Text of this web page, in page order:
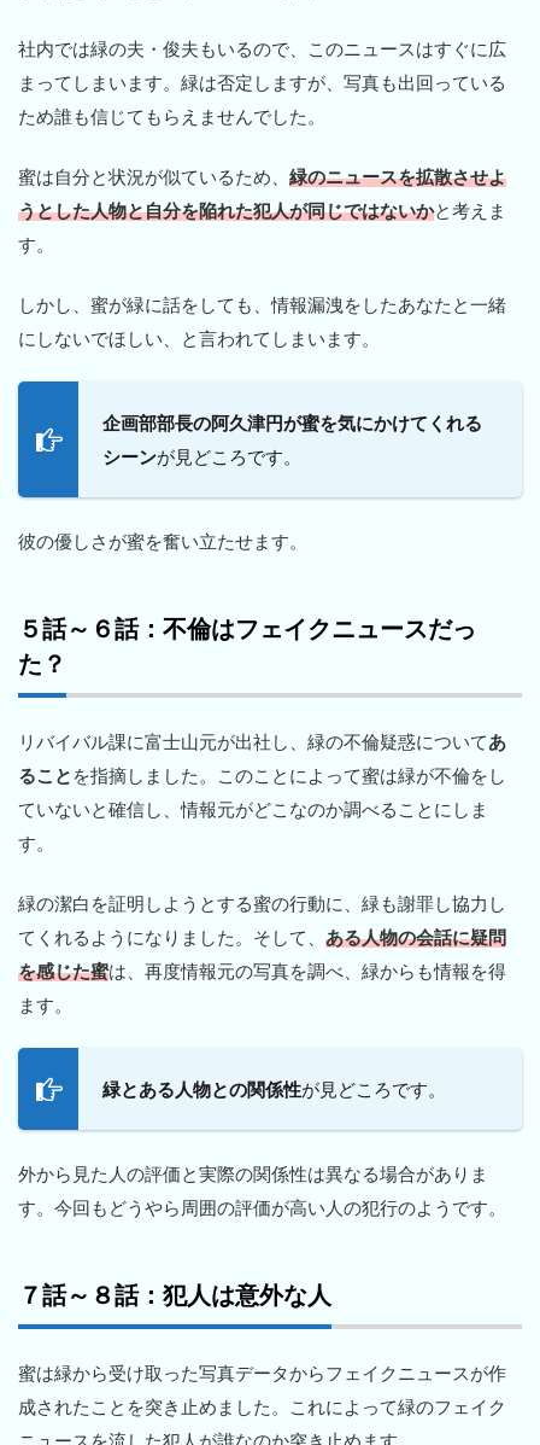
社内では緑の夫・俊夫もいるので、このニュースはすぐに広
まってしまいます。緑は否定しますが、写真も出回っている
ため誰も信じてもらえませんでした。
蜜は自分と状況が似ているため、 緑のニュースを拡散させよ
うとした人物と自分を陥れた犯人が同じではないかと考えま
す。
しかし、蜜が緑に話をしても、情報漏洩をしたあなたと一緒
にしないでほしい、と言われてしまいます。
企画部部長の阿久津円が蜜を気にかけてくれる
シーンが見どころです。
彼の優しさが蜜を奮い立たせます。
５話～６話：不倫はフェイクニュースだっ
た？
リバイバル課に富士山元が出社し、緑の不倫疑惑についてあ
ること を指摘しました。このことによって蜜は緑が不倫をし
ていないと確信し、情報元がどこなのか調べることにしま
す。
緑の潔白を証明しようとする蜜の行動に、緑も謝罪し協力し
てくれるようになりました。そして、 ある人物の会話に疑問
を感じた蜜は、再度情報元の写真を調べ、緑からも情報を得
ます。
緑とある人物との関係性が見どころです。
外から見た人の評価と実際の関係性は異なる場合がありま
す。今回もどうやら周囲の評価が高い人の犯行のようです。
７話～８話：犯人は意外な人
蜜は緑から受け取った写真データからフェイクニュースが作
成されたことを突き止めました。これによって緑のフェイク
ニュースを流した犯人が誰なのか突き止めます。